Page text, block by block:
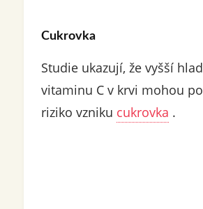
Cukrovka
Studie ukazují, že vyšší
vitaminu C v krvi mohou
riziko vzniku cukrovka .